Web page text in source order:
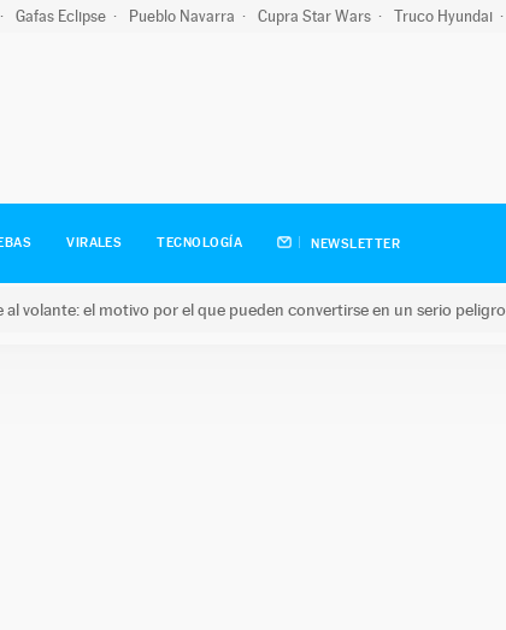
Gafas Eclipse Pueblo Navarra Cupra Star Wars Truco Hyundai
VIRALES TECNOLOGÍA NEWSLETTER
al volante: el motivo por el que pueden convertirse en un serio peligro